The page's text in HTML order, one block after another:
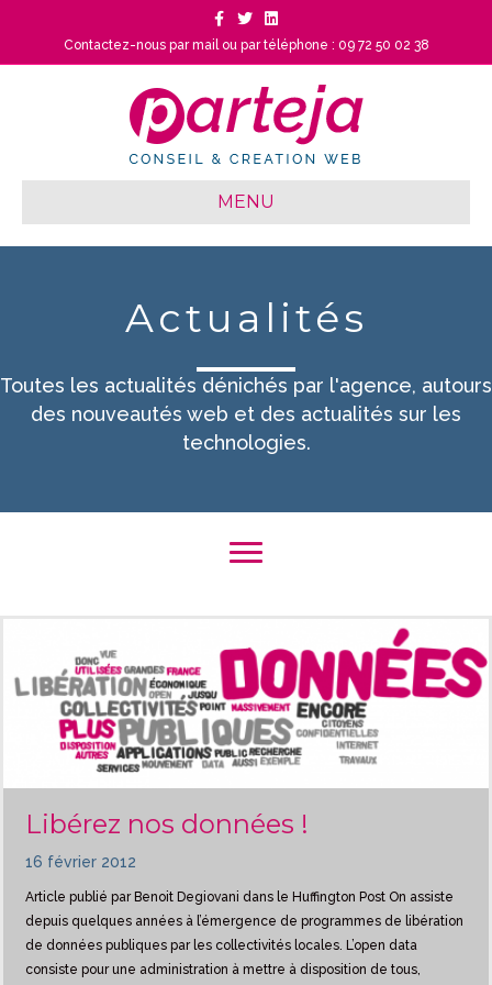
Facebook
TwitterLinkedin
Contactez-nous par mailou par téléphone : 09 72 50 02 38
MENU
Actualités
Toutes les actualités dénichés par l'agence, autours
des nouveautés web et des actualités sur les
technologies.
Libérez nos données !
16 février 2012
Article publié par Benoit Degiovani dans le Huffington Post On assiste
depuis quelques années à l’émergence de programmes de libération
de données publiques par les collectivités locales. L’open data
consiste pour une administration à mettre à disposition de tous,